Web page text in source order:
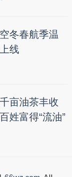
冬春航季温
线
亩油茶丰收
姓富得“流油”